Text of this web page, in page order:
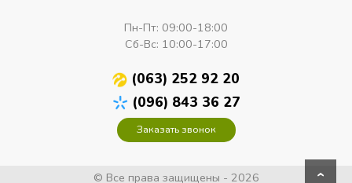
Пн-Пт: 09:00-18:00
Сб-Вс: 10:00-17:00
(063) 252 92 20
(096) 843 36 27
Заказать звонок
© Все права защищены - 2026 ›